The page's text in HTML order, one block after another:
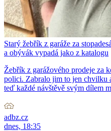
Starý žebřík z garáže za
a obývák vypadá jako z katalogu
Žebřík z garážového prodeje za
polici. Zabralo jim to jen chvilku
teď každé návštěvě svým dílem
adbz.cz
dnes, 18:35